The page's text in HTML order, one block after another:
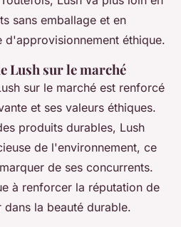
sans emballage et en
d'approvisionnement éthique.
Lush sur le marché
sur le marché est renforcé
et ses valeurs éthiques.
produits durables, Lush
de l'environnement, ce
de ses concurrents.
à renforcer la réputation de
dans la beauté durable.